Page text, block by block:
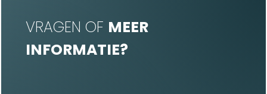
VRAGEN OF MEER
INFORMATIE?